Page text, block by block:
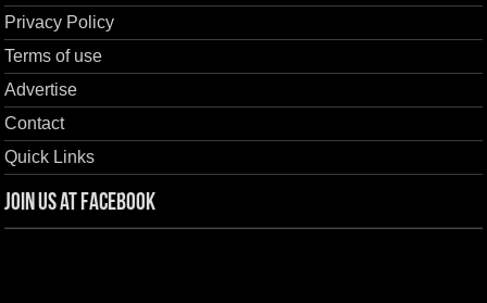
Privacy Policy
Terms of use
Advertise
Contact
Quick Links
Join us at Facebook